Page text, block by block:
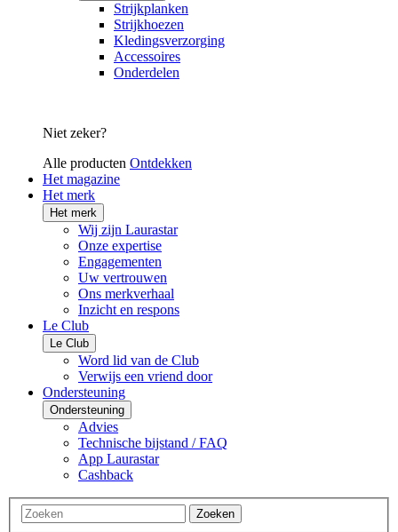
Strijkplanken
Strijkhoezen
Kledingsverzorging
Accessoires
Onderdelen
Niet zeker?
Alle producten Ontdekken
Het magazine
Het merk
Het merk
Wij zijn Laurastar
Onze expertise
Engagementen
Uw vertrouwen
Ons merkverhaal
Inzicht en respons
Le Club
Le Club
Word lid van de Club
Verwijs een vriend door
Ondersteuning
Ondersteuning
Advies
Technische bijstand / FAQ
App Laurastar
Cashback
Zoeken